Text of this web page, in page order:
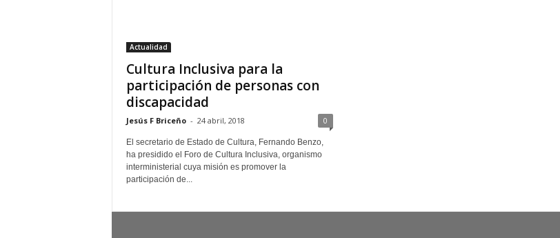
Actualidad
Cultura Inclusiva para la
participación de personas con
discapacidad
Jesús F Briceño - 24 abril, 2018 0
El secretario de Estado de Cultura, Fernando Benzo,
ha presidido el Foro de Cultura Inclusiva, organismo
interministerial cuya misión es promover la
participación de...